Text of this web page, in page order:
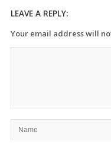
LEAVE A REPLY:
Your email address will